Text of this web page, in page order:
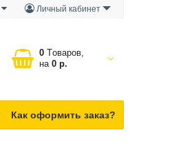
Личный кабинет
0 Tоваров,
на
0 р.
Как оформить заказ?